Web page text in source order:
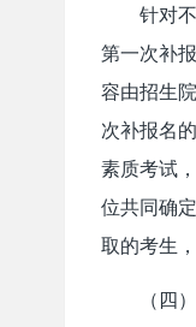
针对
第一次补
容由招生
次补报名
素质考试
位共同确
取的考生
（四